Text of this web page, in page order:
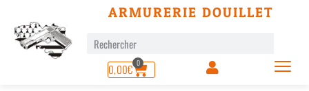
ARMURERIE DOUILLET
0,00€ 0